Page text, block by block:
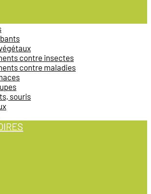
contre insectes
contre maladies
souris